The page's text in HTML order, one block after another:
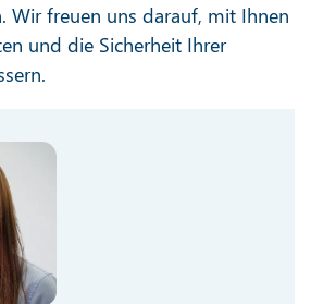
Wir freuen uns darauf, mit Ihnen
und die Sicherheit Ihrer